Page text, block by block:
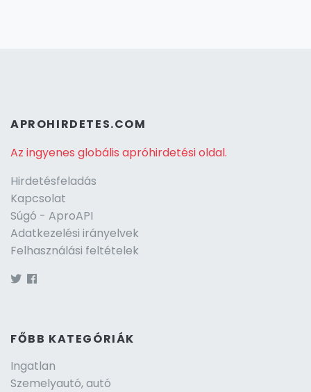
APROHIRDETES.COM
Az ingyenes globális apróhirdetési oldal.
Hirdetésfeladás
Kapcsolat
Súgó - AproAPI
Adatkezelési irányelvek
Felhasználási feltételek
FŐBB KATEGÓRIÁK
Ingatlan
Szemelyautó, autó